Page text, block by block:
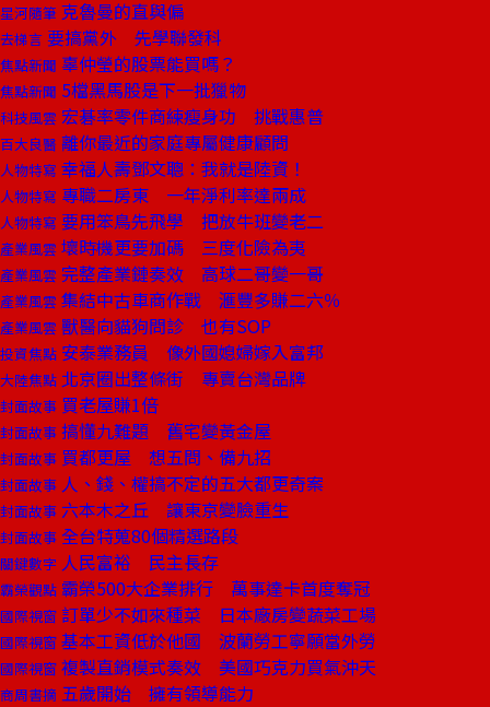
星河隨筆 克魯曼的直與偏
去梯言 要搞黨外 先學聯發科
焦點新聞 辜仲瑩的股票能買嗎？
焦點新聞 5檔黑馬股是下一批獵物
科技風雲 宏碁率零件商練瘦身功 挑戰惠普
百大良醫 離你最近的家庭專屬健康顧問
人物特寫 幸福人壽鄧文聰：我就是陸資！
人物特寫 專職二房東 一年淨利率達兩成
人物特寫 要用笨鳥先飛學 把放牛班變老二
產業風雲 壞時機更要加碼 三度化險為夷
產業風雲 完整產業鏈奏效 高球二哥變一哥
產業風雲 集結中古車商作戰 滙豐多賺二六％
產業風雲 獸醫向貓狗問診 也有SOP
投資焦點 安泰業務員 像外國媳婦嫁入富邦
大陸焦點 北京圈出整條街 專賣台灣品牌
封面故事 買老屋賺1倍
封面故事 搞懂九難題 舊宅變黃金屋
封面故事 買都更屋 想五問、備九招
封面故事 人、錢、權搞不定的五大都更奇案
封面故事 六本木之丘 讓東京變臉重生
封面故事 全台特蒐80個精選路段
關鍵數字 人民富裕 民主長存
霸榮觀點 霸榮500大企業排行 萬事達卡首度奪冠
國際視窗 訂單少不如來種菜 日本廠房變蔬菜工場
國際視窗 基本工資低於他國 波蘭勞工寧願當外勞
國際視窗 複製直銷模式奏效 美國巧克力買氣沖天
商周書摘 五歲開始 擁有領導能力